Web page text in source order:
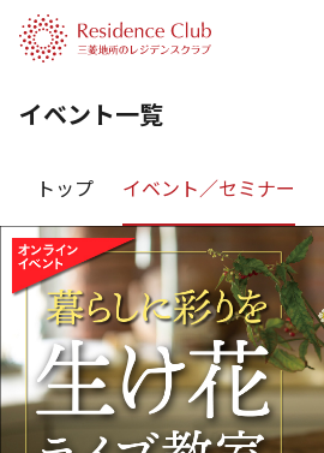
イベント一覧
トップ イベント／セミナー